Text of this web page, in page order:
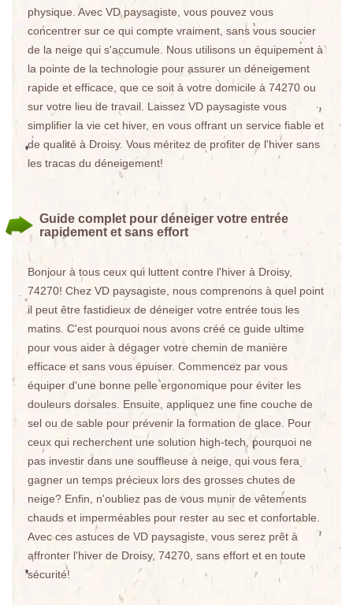
physique. Avec VD paysagiste, vous pouvez vous
concentrer sur ce qui compte vraiment, sans vous soucier
de la neige qui s'accumule. Nous utilisons un équipement à
la pointe de la technologie pour assurer un déneigement
rapide et efficace, que ce soit à votre domicile à 74270 ou
sur votre lieu de travail. Laissez VD paysagiste vous
simplifier la vie cet hiver, en vous offrant un service fiable et
de qualité à Droisy. Vous méritez de profiter de l'hiver sans
les tracas du déneigement!
Guide complet pour déneiger votre entrée
rapidement et sans effort
Bonjour à tous ceux qui luttent contre l'hiver à Droisy,
74270! Chez VD paysagiste, nous comprenons à quel point
il peut être fastidieux de déneiger votre entrée tous les
matins. C'est pourquoi nous avons créé ce guide ultime
pour vous aider à dégager votre chemin de manière
efficace et sans vous épuiser. Commencez par vous
équiper d'une bonne pelle ergonomique pour éviter les
douleurs dorsales. Ensuite, appliquez une fine couche de
sel ou de sable pour prévenir la formation de glace. Pour
ceux qui recherchent une solution high-tech, pourquoi ne
pas investir dans une souffleuse à neige, qui vous fera
gagner un temps précieux lors des grosses chutes de
neige? Enfin, n'oubliez pas de vous munir de vêtements
chauds et imperméables pour rester au sec et confortable.
Avec ces astuces de VD paysagiste, vous serez prêt à
affronter l'hiver de Droisy, 74270, sans effort et en toute
sécurité!